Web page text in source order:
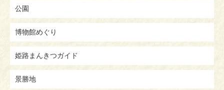
公園
博物館めぐり
姫路まんきつガイド
景勝地